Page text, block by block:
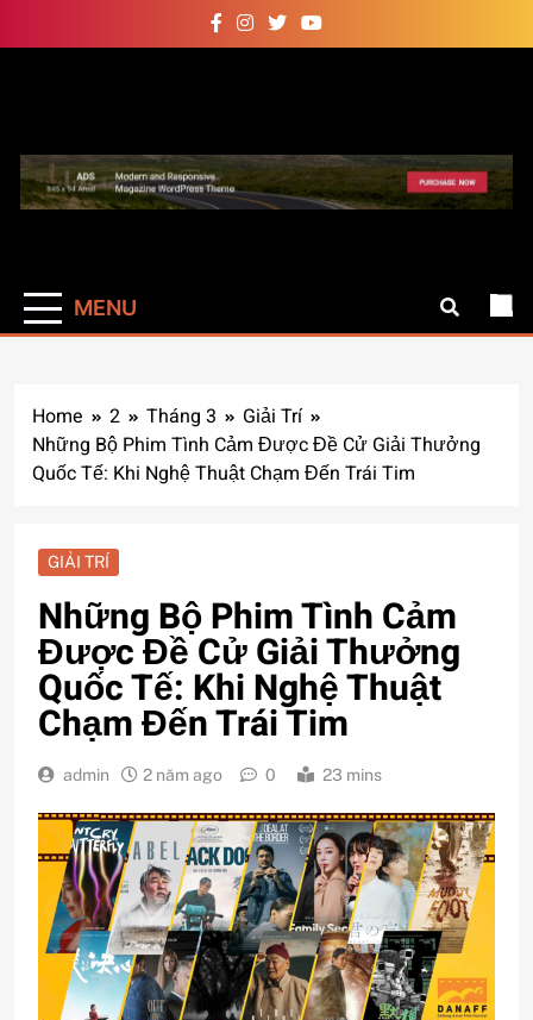
to
Auto Pro
hơn
MENU
Home 2 Tháng 3
Giải Trí
Những Bộ Phim Tình Cảm Được Đề Cử Giải Thưởng
Quốc Tế: Khi Nghệ Thuật Chạm Đến Trái Tim
GIẢI TRÍ
Những Bộ Phim Tình Cảm
Được Đề Cử Giải Thưởng
Quốc Tế: Khi Nghệ Thuật
Chạm Đến Trái Tim
admin 2 năm ago 0 23 mins